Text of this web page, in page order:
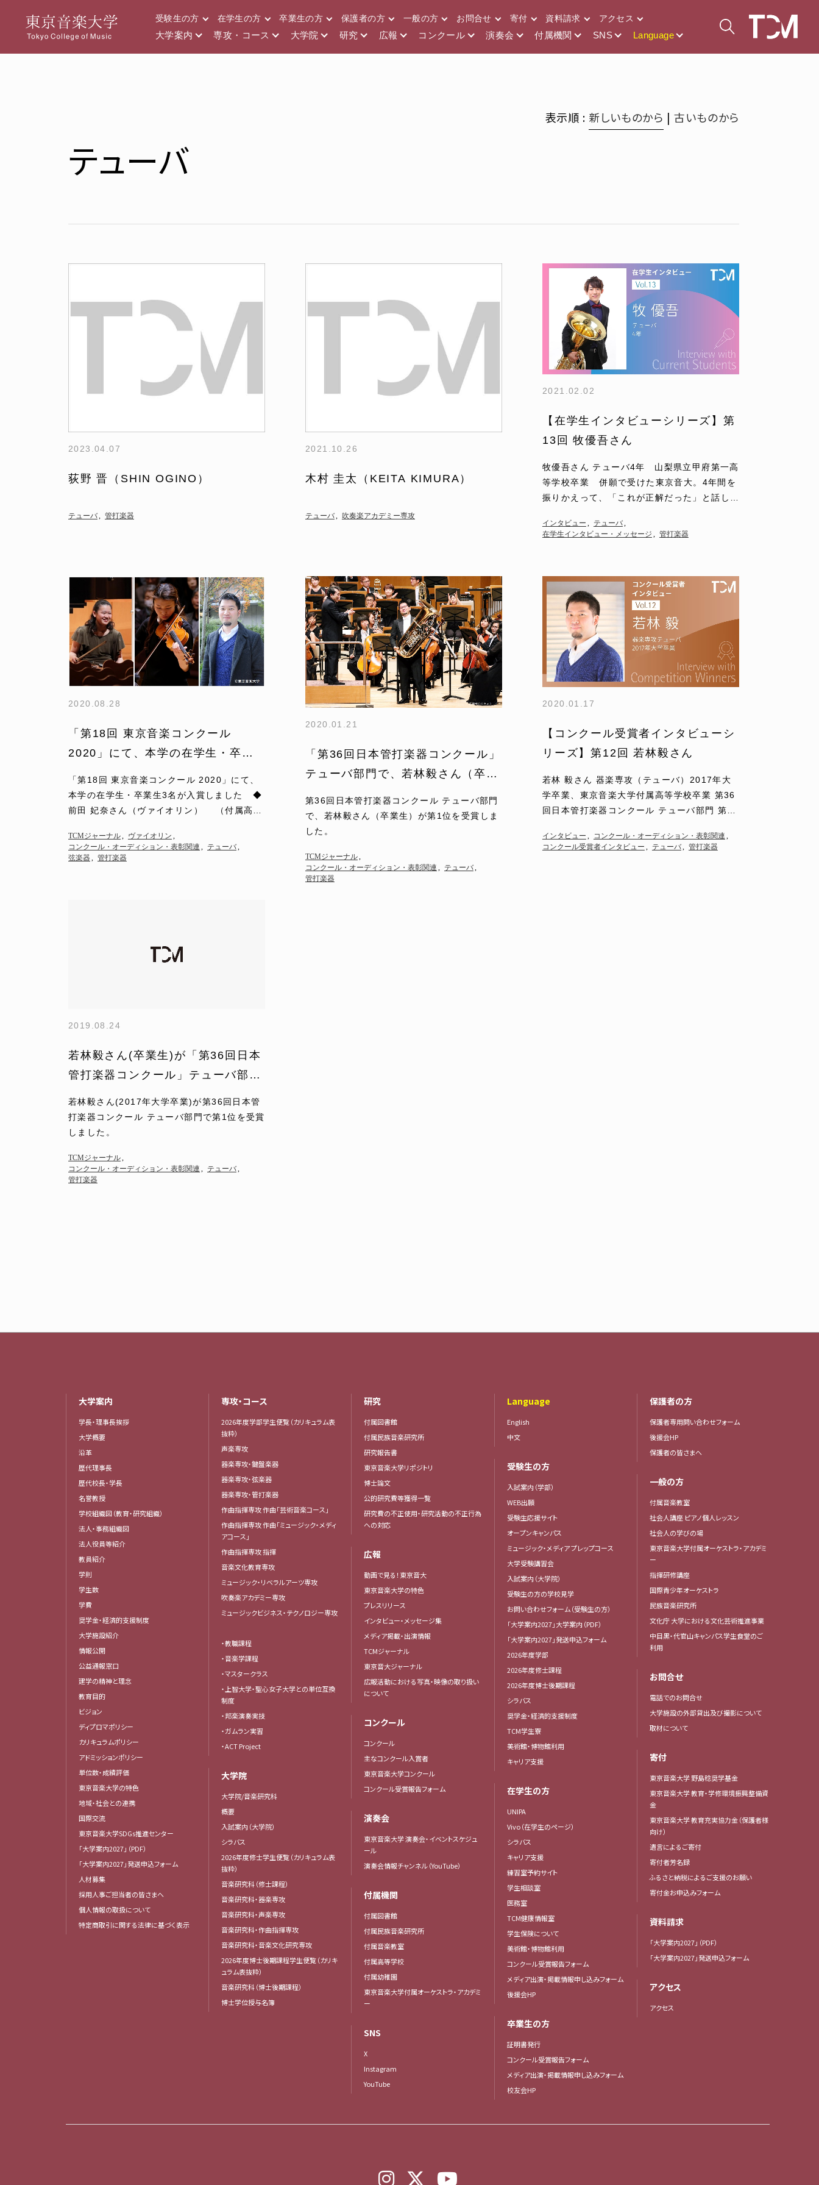
受験生の方 在学生の方 卒業生の方 保護者の方 一般の方 お問合せ 寄付 資料請求 アクセス
大学案内 専攻・コース 大学院 研究 広報 コンクール 演奏会 付属機関 SNS Language
表示順 : 新しいものから | 古いものから
テューバ
2023.04.07
荻野 晋（SHIN OGINO）
テューバ 管打楽器
2021.10.26
木村 圭太（KEITA KIMURA）
テューバ 吹奏楽アカデミー専攻
2021.02.02
【在学生インタビューシリーズ】第
13回 牧優吾さん
牧優吾さん テューバ4年 山梨県立甲府第一高
等学校卒業 併願で受けた東京音大。4年間を
振りかえって、「これが正解だった」と話し、
らしい大学だ…
インタビュー
テューバ
在学生インタビュー・メッセージ
管打楽器
2020.08.28
「第18回 東京音楽コンクール
2020」にて、本学の在学生・卒業
「第18回 東京音楽コンクール 2020」にて、
本学の在学生・卒業生3名が入賞しました ◆
前田 妃奈さん（ヴァイオリン） （付属高等
TCMジャーナル
ヴァイオリン
コンクール・オーディション・表彰関連
テューバ
弦楽器
管打楽器
2020.01.21
「第36回日本管打楽器コンクール」
テューバ部門で、若林毅さん（卒業
第36回日本管打楽器コンクール テューバ部門
で、若林毅さん（卒業生）が第1位を受賞しま
した。
TCMジャーナル
コンクール・オーディション・表彰関連
テューバ
管打楽器
2020.01.17
【コンクール受賞者インタビューシ
リーズ】第12回 若林毅さん
若林 毅さん 器楽専攻（テューバ）2017年大
学卒業、東京音楽大学付属高等学校卒業 第36
回日本管打楽器コンクール テューバ部門 第1
いいステ…
インタビュー
コンクール・オーディション・表彰関連
コンクール受賞者インタビュー
テューバ 管打楽器
2019.08.24
若林毅さん(卒業生)が「第36回日本
管打楽器コンクール」テューバ部門
で第1位を受賞しました
若林毅さん(2017年大学卒業)が第36回日本管
打楽器コンクール テューバ部門で第1位を受賞
しました。
TCMジャーナル
コンクール・オーディション・表彰関連
テューバ
管打楽器
大学案内
学長・理事長挨拶
大学概要
沿革
歴代理事長
歴代校長・学長
名誉教授
学校組織図（教育・研究組織）
法人・事務組織図
法人役員等紹介
教員紹介
学則
学生数
学費
奨学金・経済的支援制度
大学施設紹介
情報公開
公益通報窓口
建学の精神と理念
教育目的
ビジョン
ディプロマポリシー
カリキュラムポリシー
アドミッションポリシー
単位数・成績評価
東京音楽大学の特色
地域・社会との連携
国際交流
東京音楽大学SDGs推進センター
「大学案内2027」（PDF）
「大学案内2027」発送申込フォーム
人材募集
採用人事ご担当者の皆さまへ
個人情報の取扱について
特定商取引に関する法律に基づく表示
専攻・コース
2026年度学部学生便覧（カリキュラム表
抜粋）
声楽専攻
器楽専攻・鍵盤楽器
器楽専攻・弦楽器
器楽専攻・管打楽器
作曲指揮専攻 作曲「芸術音楽コース」
作曲指揮専攻 作曲「ミュージック・メディ
アコース」
作曲指揮専攻 指揮
音楽文化教育専攻
ミュージック・リベラルアーツ専攻
吹奏楽アカデミー専攻
ミュージックビジネス・テクノロジー専攻
・教職課程
・音楽学課程
・マスタークラス
・上智大学・聖心女子大学との単位互換
制度
・邦楽演奏実技
・ガムラン実習
・ACT Project
大学院
大学院/音楽研究科
概要
入試案内（大学院）
シラバス
2026年度修士学生便覧（カリキュラム表
抜粋）
音楽研究科（修士課程）
音楽研究科・器楽専攻
音楽研究科・声楽専攻
音楽研究科・作曲指揮専攻
音楽研究科・音楽文化研究専攻
2026年度博士後期課程学生便覧（カリキ
ュラム表抜粋）
音楽研究科（博士後期課程）
博士学位授与名簿
研究
付属図書館
付属民族音楽研究所
研究報告書
東京音楽大学リポジトリ
博士論文
公的研究費等獲得一覧
研究費の不正使用・研究活動の不正行為
への対応
広報
動画で見る！東京音大
東京音楽大学の特色
プレスリリース
インタビュー・メッセージ集
メディア掲載・出演情報
TCMジャーナル
東京音大ジャーナル
広報活動における写真・映像の取り扱い
について
コンクール
コンクール
主なコンクール入賞者
東京音楽大学コンクール
コンクール受賞報告フォーム
演奏会
東京音楽大学 演奏会・イベントスケジュ
ール
演奏会情報チャンネル（YouTube）
付属機関
付属図書館
付属民族音楽研究所
付属音楽教室
付属高等学校
付属幼稚園
東京音楽大学付属オーケストラ・アカデミ
ー
SNS
X
Instagram
YouTube
Language
English
中文
受験生の方
入試案内（学部）
WEB出願
受験生応援サイト
オープンキャンパス
ミュージック・メディア プレップコース
大学受験講習会
入試案内（大学院）
受験生の方の学校見学
お問い合わせフォーム（受験生の方）
「大学案内2027」大学案内（PDF）
「大学案内2027」発送申込フォーム
2026年度学部
2026年度修士課程
2026年度博士後期課程
シラバス
奨学金・経済的支援制度
TCM学生寮
美術館・博物館利用
キャリア支援
在学生の方
UNIPA
Vivo（在学生のページ）
シラバス
キャリア支援
練習室予約サイト
学生相談室
医務室
TCM健康情報室
学生保険について
美術館・博物館利用
コンクール受賞報告フォーム
メディア出演・掲載情報申し込みフォーム
後援会HP
卒業生の方
証明書発行
コンクール受賞報告フォーム
メディア出演・掲載情報申し込みフォーム
校友会HP
保護者の方
保護者専用問い合わせフォーム
後援会HP
保護者の皆さまへ
一般の方
付属音楽教室
社会人講座 ピアノ個人レッスン
社会人の学びの場
東京音楽大学付属オーケストラ・アカデミ
ー
指揮研修講座
国際青少年オーケストラ
民族音楽研究所
文化庁 大学における文化芸術推進事業
中目黒・代官山キャンパス学生食堂のご
利用
お問合せ
電話でのお問合せ
大学施設の外部貸出及び撮影について
取材について
寄付
東京音楽大学 野島稔奨学基金
東京音楽大学 教育・学修環境振興整備資
金
東京音楽大学 教育充実協力金（保護者様
向け）
遺言によるご寄付
寄付者芳名録
ふるさと納税によるご支援のお願い
寄付金お申込みフォーム
資料請求
「大学案内2027」（PDF）
「大学案内2027」発送申込フォーム
アクセス
アクセス